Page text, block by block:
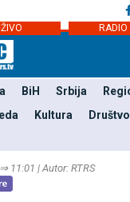
BiH Srbija
Kultura Društvo
11:01 | Autor: RTRS